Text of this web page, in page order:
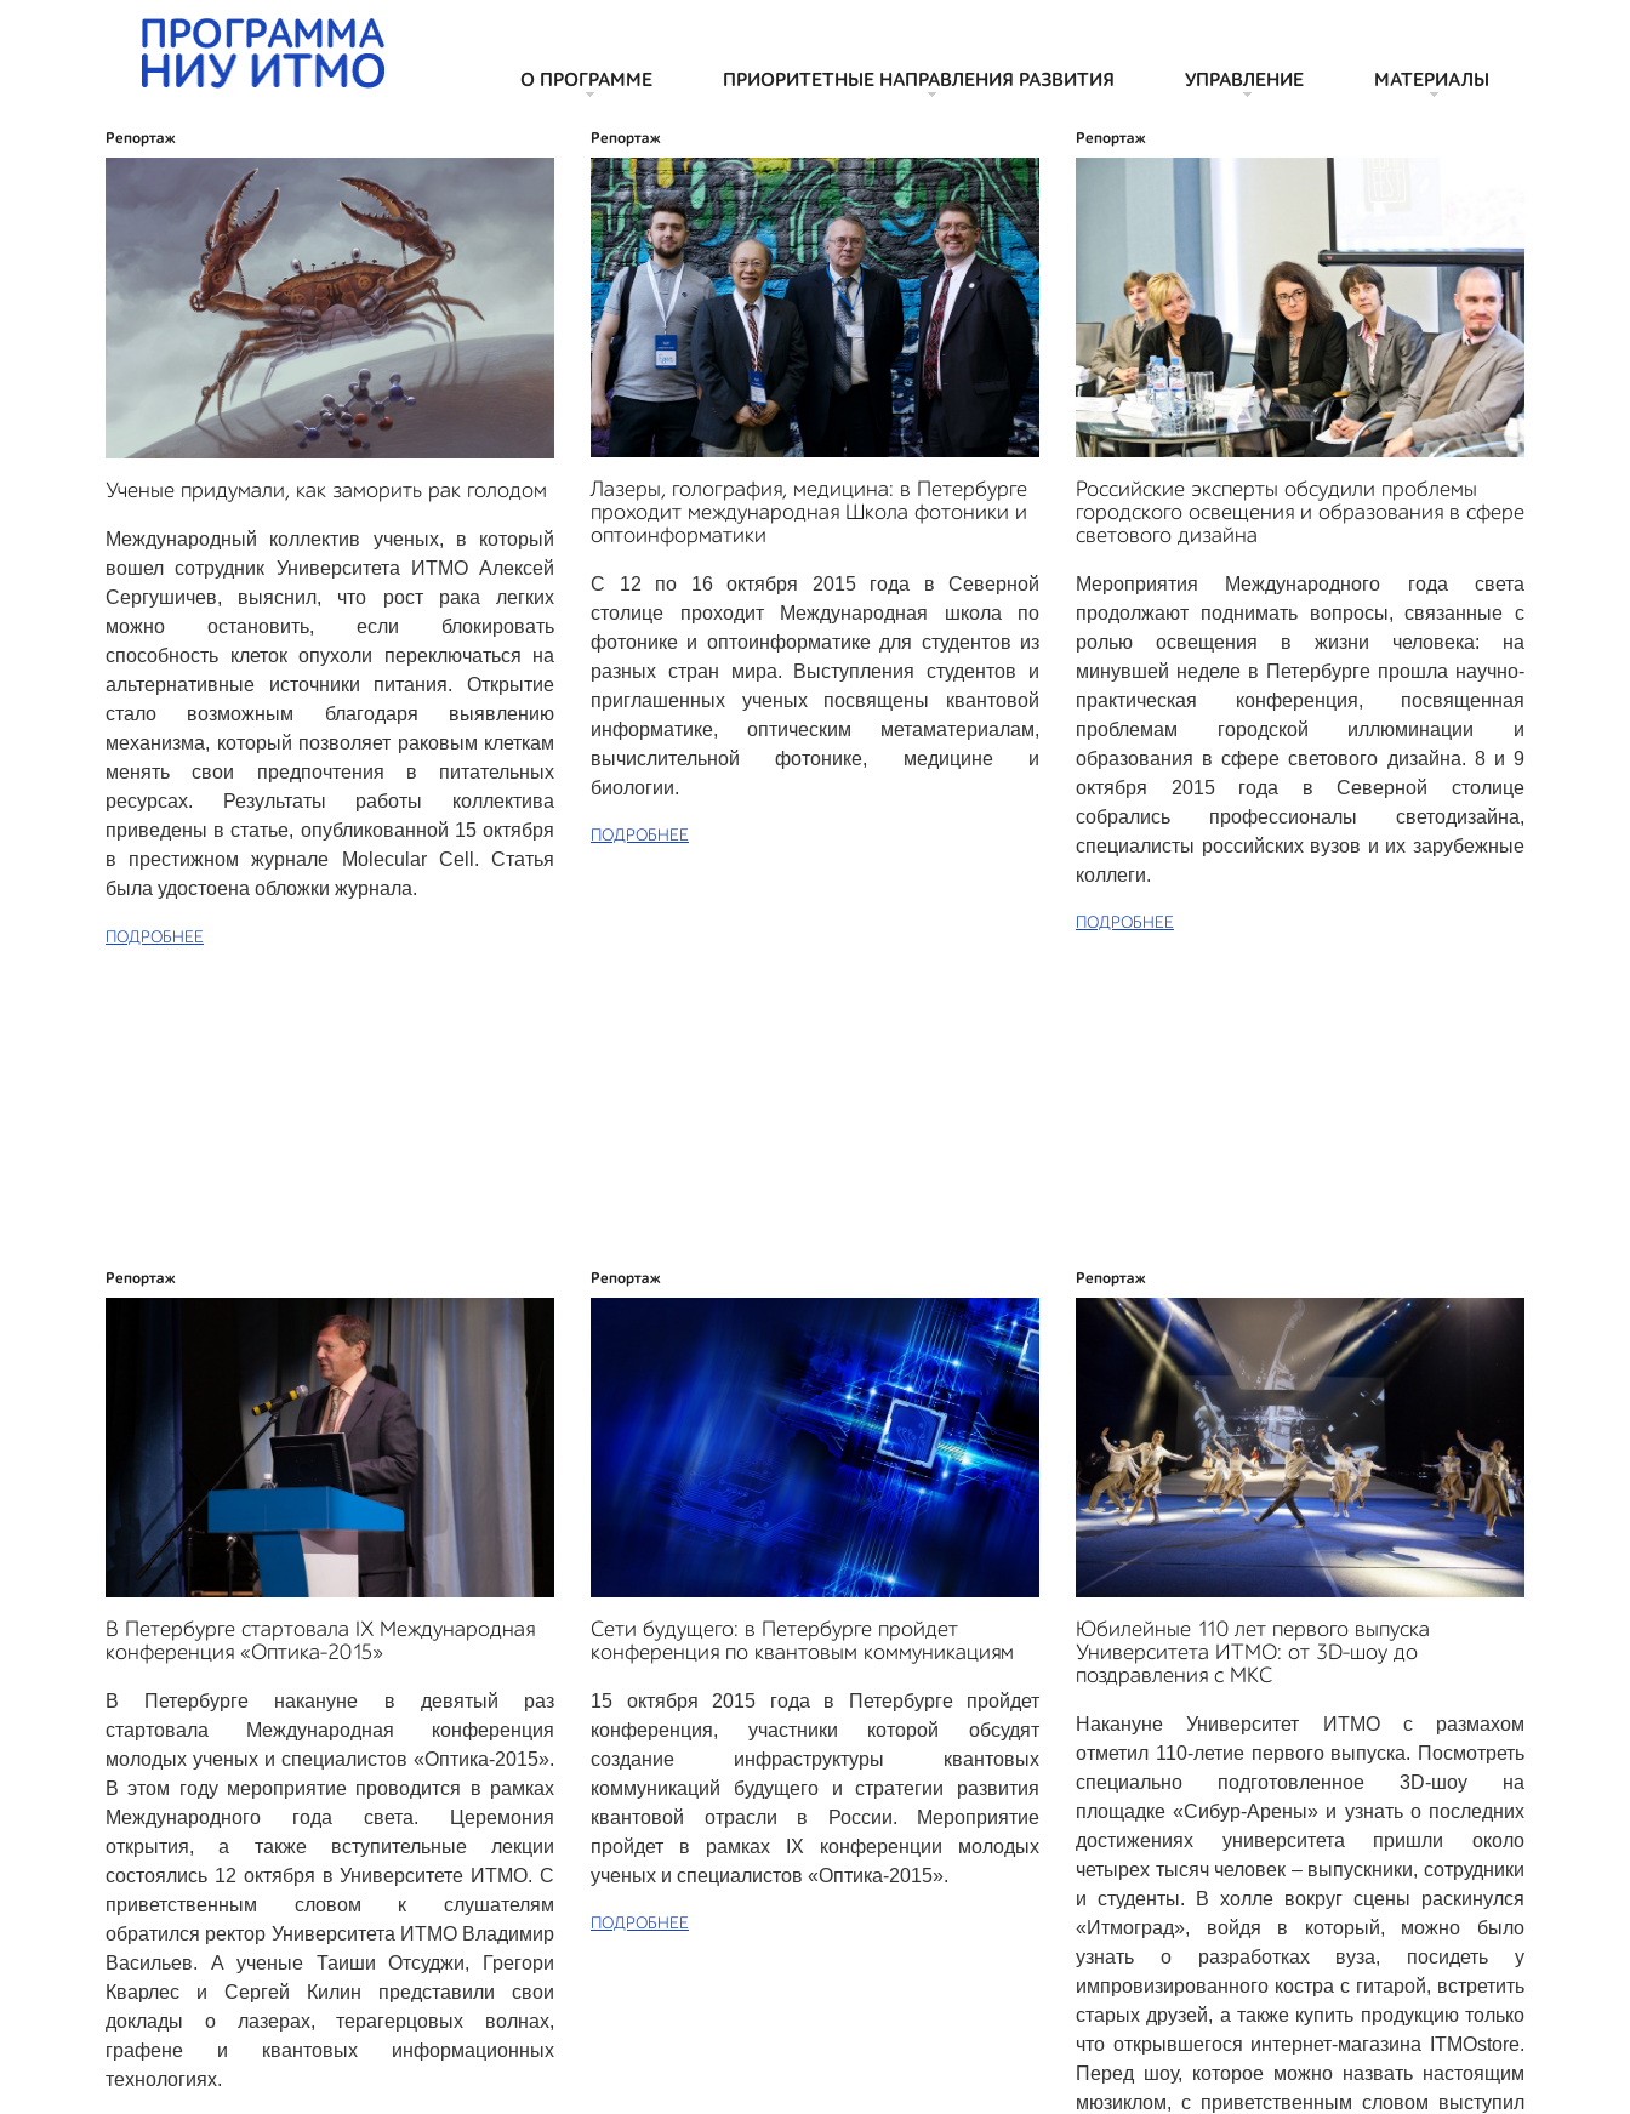
О ПРОГРАММЕ ПРИОРИТЕТНЫЕ НАПРАВЛЕНИЯ РАЗВИТИЯ УПРАВЛЕНИЕ МАТЕРИАЛЫ
Репортаж
Ученые придумали, как заморить рак голодом
Международный коллектив ученых, в который
вошел сотрудник Университета ИТМО Алексей
Сергушичев, выяснил, что рост рака легких
можно остановить, если блокировать
способность клеток опухоли переключаться на
альтернативные источники питания. Открытие
стало возможным благодаря выявлению
механизма, который позволяет раковым клеткам
менять свои предпочтения в питательных
ресурсах. Результаты работы коллектива
приведены в статье, опубликованной 15 октября
в престижном журнале Molecular Cell. Статья
была удостоена обложки журнала.
ПОДРОБНЕЕ
Репортаж
Лазеры, голография, медицина: в Петербурге
проходит международная Школа фотоники и
оптоинформатики
С 12 по 16 октября 2015 года в Северной
столице проходит Международная школа по
фотонике и оптоинформатике для студентов из
разных стран мира. Выступления студентов и
приглашенных ученых посвящены квантовой
информатике, оптическим метаматериалам,
вычислительной фотонике, медицине и
биологии.
ПОДРОБНЕЕ
Репортаж
Российские эксперты обсудили проблемы
городского освещения и образования в сфере
светового дизайна
Мероприятия Международного года света
продолжают поднимать вопросы, связанные с
ролью освещения в жизни человека: на
минувшей неделе в Петербурге прошла научно-
практическая конференция, посвященная
проблемам городской иллюминации и
образования в сфере светового дизайна. 8 и 9
октября 2015 года в Северной столице
собрались профессионалы светодизайна,
специалисты российских вузов и их зарубежные
коллеги.
ПОДРОБНЕЕ
Репортаж
В Петербурге стартовала IX Международная
конференция «Оптика-2015»
В Петербурге накануне в девятый раз
стартовала Международная конференция
молодых ученых и специалистов «Оптика-2015».
В этом году мероприятие проводится в рамках
Международного года света. Церемония
открытия, а также вступительные лекции
состоялись 12 октября в Университете ИТМО. С
приветственным словом к слушателям
обратился ректор Университета ИТМО Владимир
Васильев. А ученые Таиши Отсуджи, Грегори
Кварлес и Сергей Килин представили свои
доклады о лазерах, терагерцовых волнах,
графене и квантовых информационных
технологиях.
Репортаж
Cети будущего: в Петербурге пройдет
конференция по квантовым коммуникациям
15 октября 2015 года в Петербурге пройдет
конференция, участники которой обсудят
создание инфраструктуры квантовых
коммуникаций будущего и стратегии развития
квантовой отрасли в России. Мероприятие
пройдет в рамках IX конференции молодых
ученых и специалистов «Оптика-2015».
ПОДРОБНЕЕ
Репортаж
Юбилейные 110 лет первого выпуска
Университета ИТМО: от 3D-шоу до
поздравления с МКС
Накануне Университет ИТМО с размахом
отметил 110-летие первого выпуска. Посмотреть
специально подготовленное 3D-шоу на
площадке «Сибур-Арены» и узнать о последних
достижениях университета пришли около
четырех тысяч человек – выпускники, сотрудники
и студенты. В холле вокруг сцены раскинулся
«Итмоград», войдя в который, можно было
узнать о разработках вуза, посидеть у
импровизированного костра с гитарой, встретить
старых друзей, а также купить продукцию только
что открывшегося интернет-магазина ITMOstore.
Перед шоу, которое можно назвать настоящим
мюзиклом, с приветственным словом выступил